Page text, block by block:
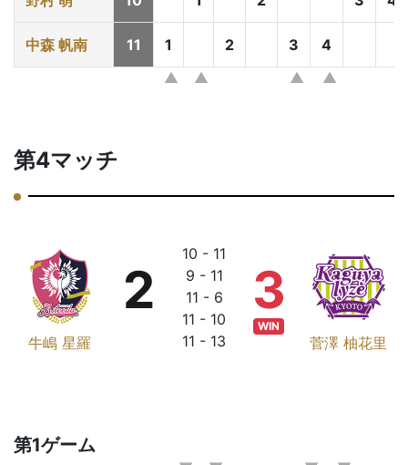
中森 帆南 11 1 2 3 4
第4マッチ
牛嶋 星羅
2
10 - 11
9 - 11
11 - 6
11 - 10
11 - 13
菅澤 柚花里
3
WIN
第1ゲーム